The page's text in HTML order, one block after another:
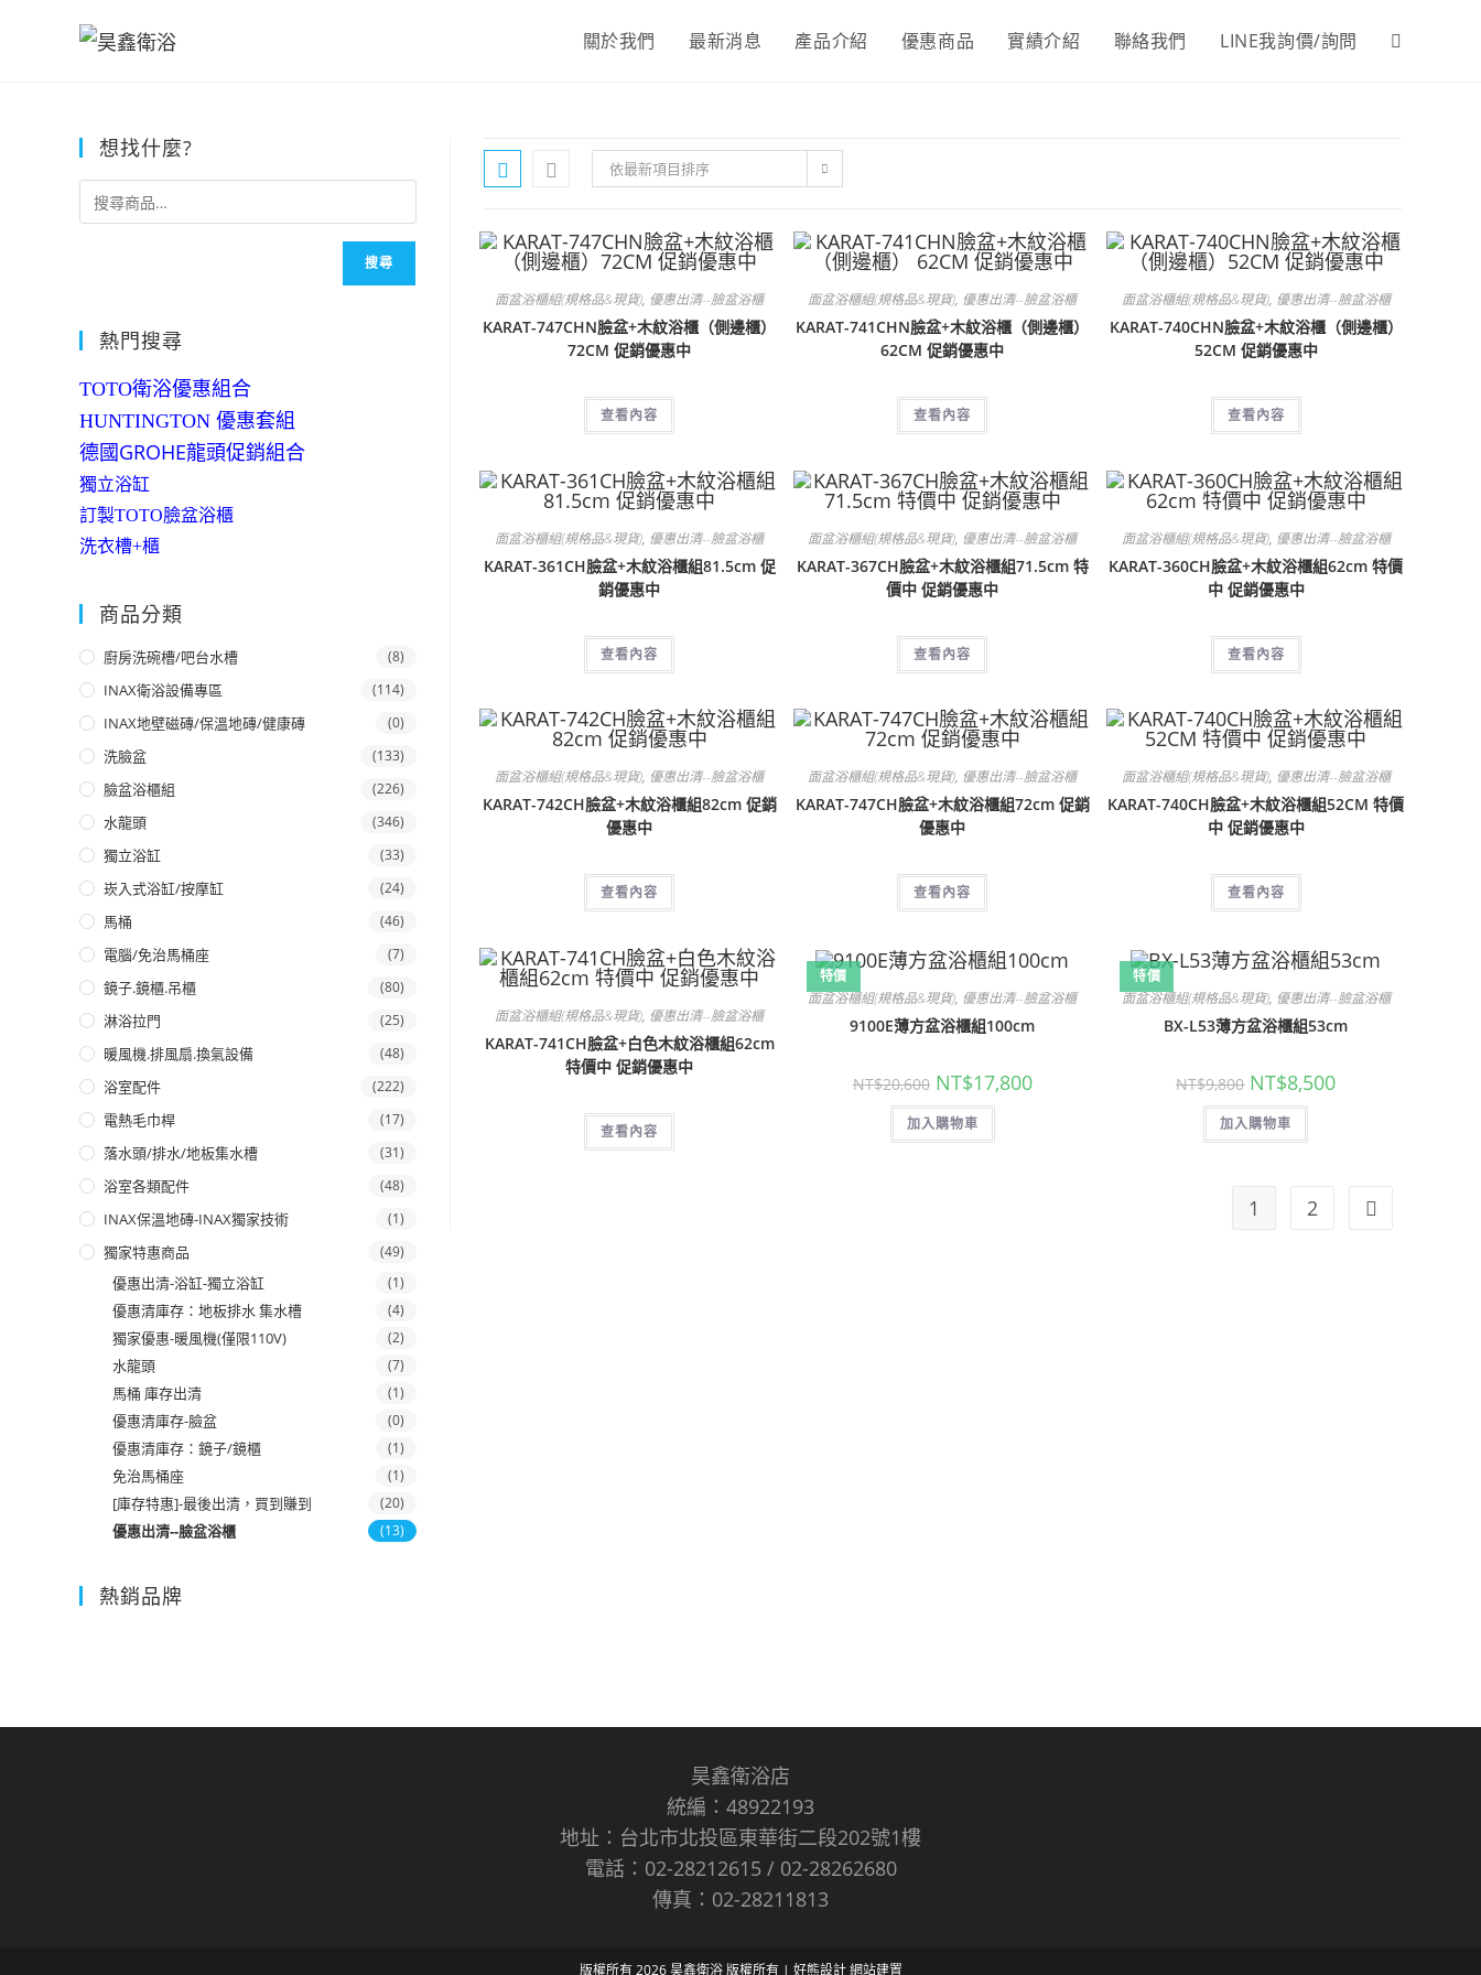
關於我們 最新消息 產品介紹 優惠商品 實績介紹 聯絡我們 LINE我詢價/詢問 Toggle
依最新項目排序
面盆浴櫃組(規格品&現貨), 優惠出清--臉盆浴櫃
KARAT-747CHN臉盆+木紋浴櫃（側邊櫃）
72CM 促銷優惠中
查看內容
面盆浴櫃組(規格品&現貨), 優惠出清--臉盆浴櫃
KARAT-741CHN臉盆+木紋浴櫃（側邊櫃）
62CM 促銷優惠中
查看內容
面盆浴櫃組(規格品&現貨), 優惠出清--臉盆浴櫃
KARAT-740CHN臉盆+木紋浴櫃（側邊櫃）
52CM 促銷優惠中
查看內容
面盆浴櫃組(規格品&現貨), 優惠出清--臉盆浴櫃
KARAT-361CH臉盆+木紋浴櫃組81.5cm 促
銷優惠中
查看內容
面盆浴櫃組(規格品&現貨), 優惠出清--臉盆浴櫃
KARAT-367CH臉盆+木紋浴櫃組71.5cm 特
價中 促銷優惠中
查看內容
面盆浴櫃組(規格品&現貨), 優惠出清--臉盆浴櫃
KARAT-360CH臉盆+木紋浴櫃組62cm 特價
中 促銷優惠中
查看內容
面盆浴櫃組(規格品&現貨), 優惠出清--臉盆浴櫃
KARAT-742CH臉盆+木紋浴櫃組82cm 促銷
優惠中
查看內容
面盆浴櫃組(規格品&現貨), 優惠出清--臉盆浴櫃
KARAT-747CH臉盆+木紋浴櫃組72cm 促銷
優惠中
查看內容
面盆浴櫃組(規格品&現貨), 優惠出清--臉盆浴櫃
KARAT-740CH臉盆+木紋浴櫃組52CM 特價
中 促銷優惠中
查看內容
面盆浴櫃組(規格品&現貨), 優惠出清--臉盆浴櫃
KARAT-741CH臉盆+白色木紋浴櫃組62cm
特價中 促銷優惠中
查看內容
特價
面盆浴櫃組(規格品&現貨), 優惠出清--臉盆浴櫃
9100E薄方盆浴櫃組100cm
NT$20,600 原
始
價
格：
NT$20,600。
NT$17,800目
前
加入購物車
特價
面盆浴櫃組(規格品&現貨), 優惠出清--臉盆浴櫃
BX-L53薄方盆浴櫃組53cm
NT$9,800 原
始
價
格：
NT$9,800。
NT$8,500目
加入購物車
1 2
想找什麼?
搜尋
熱門搜尋
TOTO衛浴優惠組合
HUNTINGTON 優惠套組
德國GROHE龍頭促銷組合
獨立浴缸
訂製TOTO臉盆浴櫃
洗衣槽+櫃
商品分類
廚房洗碗槽/吧台水槽 (8)
INAX衛浴設備專區 (114)
INAX地壁磁磚/保溫地磚/健康磚 (0)
洗臉盆 (133)
臉盆浴櫃組 (226)
水龍頭 (346)
獨立浴缸 (33)
崁入式浴缸/按摩缸 (24)
馬桶 (46)
電腦/免治馬桶座 (7)
鏡子.鏡櫃.吊櫃 (80)
淋浴拉門 (25)
暖風機.排風扇.換氣設備 (48)
浴室配件 (222)
電熱毛巾桿 (17)
落水頭/排水/地板集水槽 (31)
浴室各類配件 (48)
INAX保溫地磚-INAX獨家技術 (1)
獨家特惠商品 (49)
優惠出清-浴缸-獨立浴缸 (1)
優惠清庫存：地板排水 集水槽 (4)
獨家優惠-暖風機(僅限110V) (2)
水龍頭 (7)
馬桶 庫存出清 (1)
優惠清庫存-臉盆 (0)
優惠清庫存：鏡子/鏡櫃 (1)
免治馬桶座 (1)
[庫存特惠]-最後出清，買到賺到 (20)
優惠出清--臉盆浴櫃 (13)
熱銷品牌
昊鑫衛浴店
統編：48922193
地址：台北市北投區東華街二段202號1樓
電話：02-28212615 / 02-28262680
傳真：02-28211813
版權所有 2026 昊鑫衛浴 版權所有 | 好熊設計網站建置